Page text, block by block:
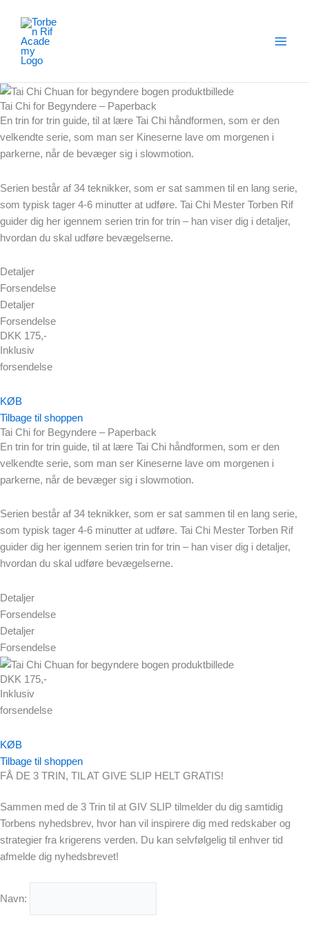
indholdet
Tai Chi for Begyndere – Paperback
En trin for trin guide, til at lære Tai Chi håndformen, som er den
velkendte serie, som man ser Kineserne lave om morgenen i
parkerne, når de bevæger sig i slowmotion.
Serien består af 34 teknikker, som er sat sammen til en lang serie,
som typisk tager 4-6 minutter at udføre. Tai Chi Mester Torben Rif
guider dig her igennem serien trin for trin – han viser dig i detaljer,
hvordan du skal udføre bevægelserne.
Detaljer
Forsendelse
Detaljer
Forsendelse
DKK 175,-
Inklusiv
forsendelse
KØB
Tilbage til shoppen
Tai Chi for Begyndere – Paperback
En trin for trin guide, til at lære Tai Chi håndformen, som er den
velkendte serie, som man ser Kineserne lave om morgenen i
parkerne, når de bevæger sig i slowmotion.
Serien består af 34 teknikker, som er sat sammen til en lang serie,
som typisk tager 4-6 minutter at udføre. Tai Chi Mester Torben Rif
guider dig her igennem serien trin for trin – han viser dig i detaljer,
hvordan du skal udføre bevægelserne.
Detaljer
Forsendelse
Detaljer
Forsendelse
DKK 175,-
Inklusiv
forsendelse
KØB
Tilbage til shoppen
FÅ DE 3 TRIN, TIL AT GIVE SLIP HELT GRATIS!
Sammen med de 3 Trin til at GIV SLIP tilmelder du dig samtidig
Torbens nyhedsbrev, hvor han vil inspirere dig med redskaber og
strategier fra krigerens verden. Du kan selvfølgelig til enhver tid
afmelde dig nyhedsbrevet!
Navn: